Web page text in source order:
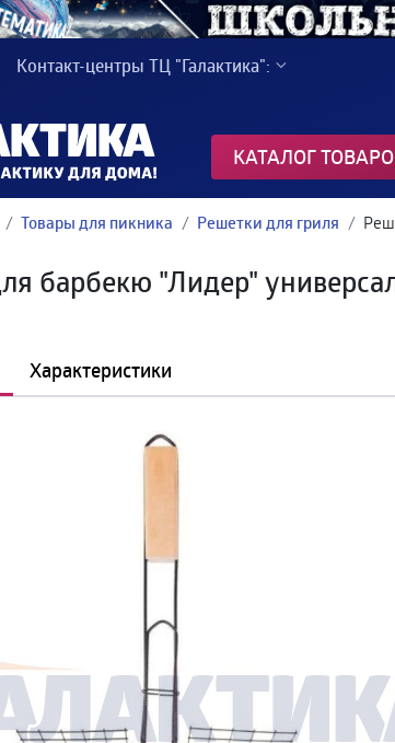
Контакт-центры ТЦ "Галактика":
КАТАЛОГ
Товары для пикника Решетки для гриля
барбекю "Лидер"
Характеристики